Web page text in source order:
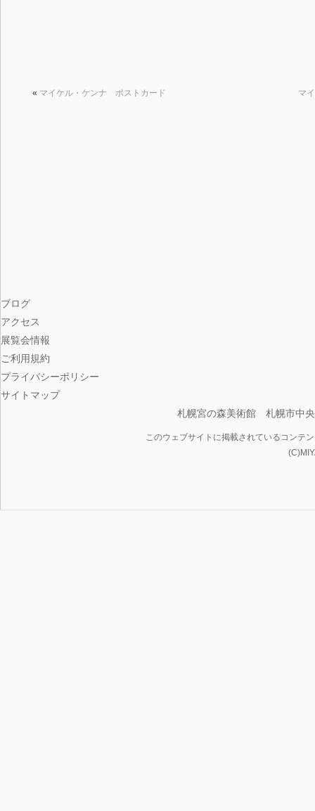
« マイケル・ケンナ ポストカード マ
ブログ
アクセス
展覧会情報
ご利用規約
プライバシーポリシー
サイトマップ
札幌宮の森美術館 札幌市中
このウェブサイトに掲載されているコンテ